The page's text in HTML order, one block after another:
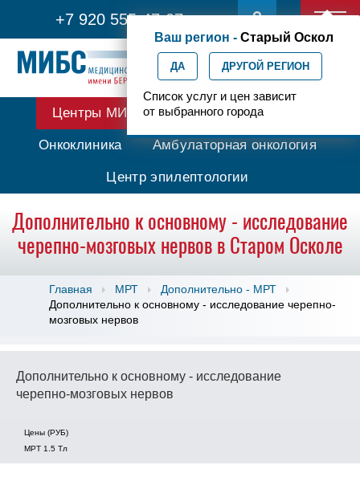
+7 920 555-47-07
Ваш регион - Старый Оскол
ДА ДРУГОЙ РЕГИОН
Список услуг и цен зависит
от выбранного города
Центры МИБС Протонная терапия
Онкоклиника Амбулаторная онкология
Центр эпилептологии
Дополнительно к основному - исследование
черепно-мозговых нервов в Старом Осколе
Главная МРТ
Дополнительно - МРТ
Дополнительно к основному - исследование черепно-
мозговых нервов
Дополнительно к основному - исследование
черепно-мозговых нервов
Цены (РУБ)
МРТ 1.5 Tл